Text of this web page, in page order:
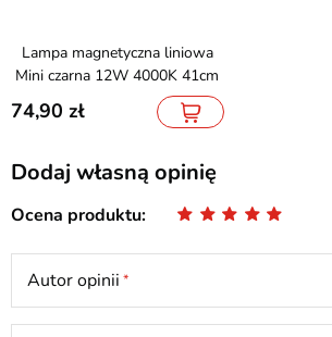
Lampa magnetyczna liniowa
Mini czarna 12W 4000K 41cm
74,90
Dodaj własną opinię
Ocena produktu
Autor opinii